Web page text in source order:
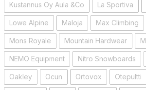
Kustannus Oy Aula &Co La Sportiva
Lowe Alpine Maloja Max Climbing
Mons Royale Mountain Hardwear
NEMO Equipment Nitro Snowboards
Oakley Ocun Ortovox Otepultti